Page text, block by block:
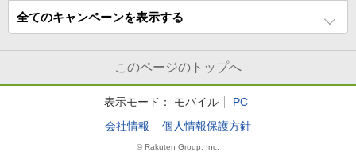
全てのキャンペーンを表示する
このページのトップへ
表示モード： モバイル
PC
会社情報
個人情報保護方針
© Rakuten Group, Inc.